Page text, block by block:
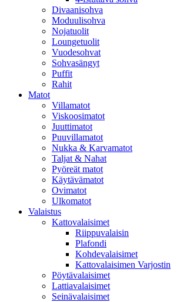
Divaanisohva
Moduulisohva
Nojatuolit
Loungetuolit
Vuodesohvat
Sohvasängyt
Puffit
Rahit
Matot
Villamatot
Viskoosimatot
Juuttimatot
Puuvillamatot
Nukka & Karvamatot
Taljat & Nahat
Pyöreät matot
Käytävämatot
Ovimatot
Ulkomatot
Valaistus
Kattovalaisimet
Riippuvalaisin
Plafondi
Kohdevalaisimet
Kattovalaisimen Varjostin
Pöytävalaisimet
Lattiavalaisimet
Seinävalaisimet